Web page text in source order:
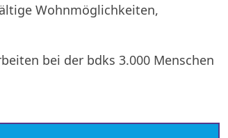
Wohnmöglichkeiten,
bei der bdks 3.000 Menschen